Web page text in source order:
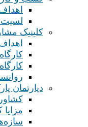
کلینیک
دپارتمان
مزایا